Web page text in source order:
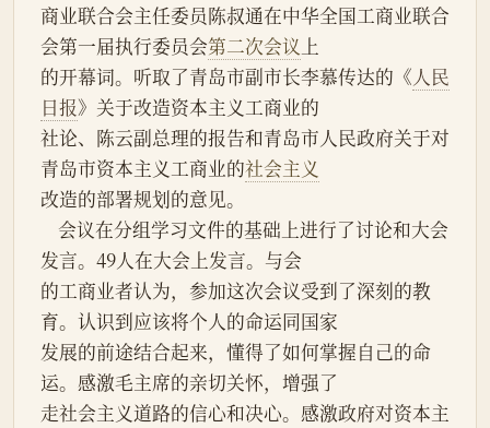
商业联合会主任委员陈叔通在中华全国工商业联合
会第一届执行委员会第二次会议 上
的开幕词。听取了青岛市副市长李慕传达的《人民
日报》关于改造资本主义工商业的
社论、陈云副总理的报告和青岛市人民政府关于对
青岛市资本主义工商业的社会主义
改造的部署规划的意见。
发言。49人在大会上发言。与会
的工商业者认为，参加这次会议受到了深刻的教
育。认识到应该将个人的命运同国家
发展的前途结合起来，懂得了如何掌握自己的命
运。感激毛主席的亲切关怀，增强了
走社会主义道路的信心和决心。感激政府对资本主